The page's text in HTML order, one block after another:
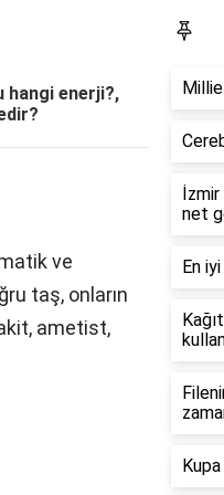
hangi enerji?,
ve
taş, onların
ametist,
net
En